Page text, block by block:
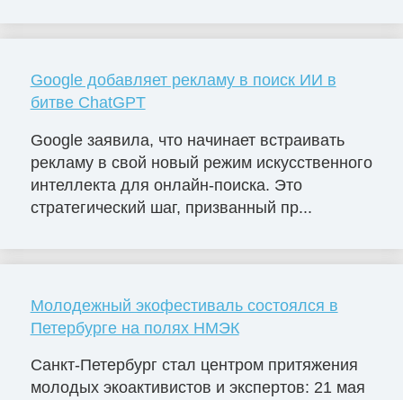
Google добавляет рекламу в поиск ИИ в
битве ChatGPT
Google заявила, что начинает встраивать
рекламу в свой новый режим искусственного
интеллекта для онлайн-поиска. Это
стратегический шаг, призванный пр...
Молодежный экофестиваль состоялся в
Петербурге на полях НМЭК
Санкт-Петербург стал центром притяжения
молодых экоактивистов и экспертов: 21 мая